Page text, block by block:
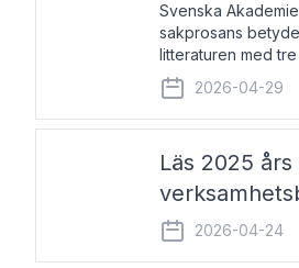
Svenska
sakprosans
litteraturen med
Svenska
framstående
sakprosa som i år
2026-04-29
Läs 2025 års
2026-04-24